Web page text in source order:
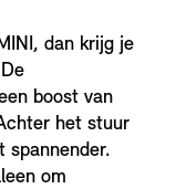
dan krijg je
boost van
het stuur
spannender.
om